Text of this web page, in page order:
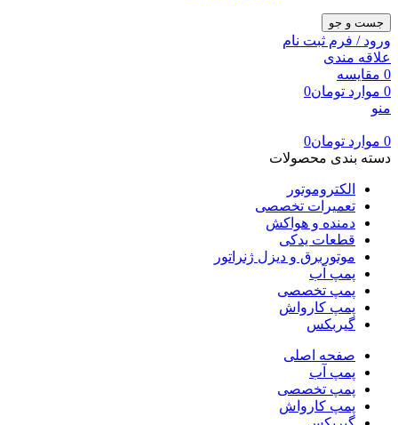
جست و جو
ورود / فرم ثبت نام
علاقه مندی
0 مقایسه
0 موارد تومان0
منو
0 موارد تومان0
دسته بندی محصولات
الکتروموتور
تعمیرات تخصصی
دمنده و هواکش
قطعات یدکی
موتوربرق و دیزل ژنراتور
پمپ آب
پمپ تخصصی
پمپ کارواش
گیربکس
صفحه اصلی
پمپ آب
پمپ تخصصی
پمپ کارواش